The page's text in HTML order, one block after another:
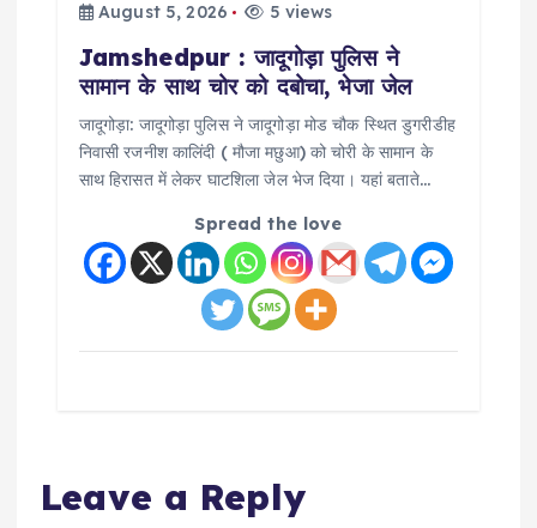
August 5, 2026
5 views
Jamshedpur : जादूगोड़ा पुलिस ने
सामान के साथ चोर को दबोचा, भेजा जेल
जादूगोड़ा: जादूगोड़ा पुलिस ने जादूगोड़ा मोड चौक स्थित डुगरीडीह
निवासी रजनीश कालिंदी ( मौजा मछुआ) को चोरी के सामान के
साथ हिरासत में लेकर घाटशिला जेल भेज दिया। यहां बताते…
Spread the love
Leave a Reply